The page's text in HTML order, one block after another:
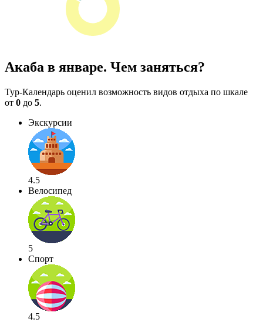
Акаба в январе. Чем заняться?
Тур-Календарь оценил возможность видов отдыха по шкале
от 0 до 5.
Экскурсии
4.5
Велосипед
5
Спорт
4.5